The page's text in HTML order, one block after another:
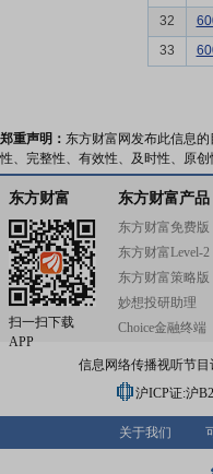
32
33
郑重声明： 东方财富网发布此信息
性、完整性、有效性、及时性、原
东方财富
扫一扫下载
APP
东方财富产品
东方财富免费版
东方财富Level-2
东方财富策略版
妙想投研助理
Choice金融终端
信息网络传播视听节目
沪ICP证:沪
关于我们